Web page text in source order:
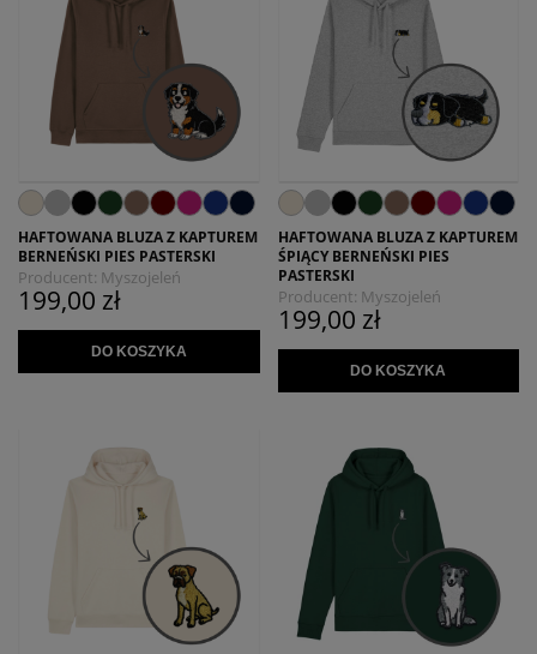
HAFTOWANA BLUZA Z KAPTUREM
BERNEŃSKI PIES PASTERSKI
Producent: Myszojeleń
199,00 zł
DO KOSZYKA
HAFTOWANA BLUZA Z KAPTUREM
ŚPIĄCY BERNEŃSKI PIES
PASTERSKI
Producent: Myszojeleń
199,00 zł
DO KOSZYKA